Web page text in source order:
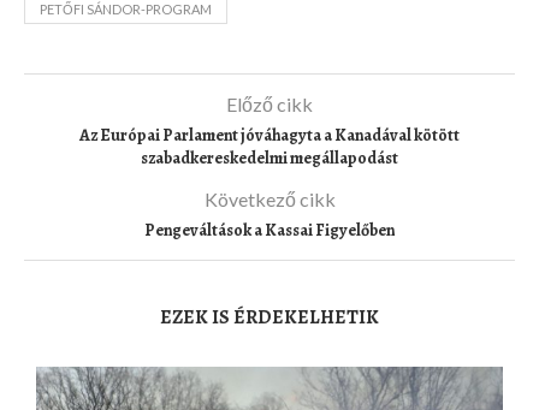
PETŐFI SÁNDOR-PROGRAM
Előző cikk
Az Európai Parlament jóváhagyta a Kanadával kötött
szabadkereskedelmi megállapodást
Következő cikk
Pengeváltások a Kassai Figyelőben
EZEK IS ÉRDEKELHETIK